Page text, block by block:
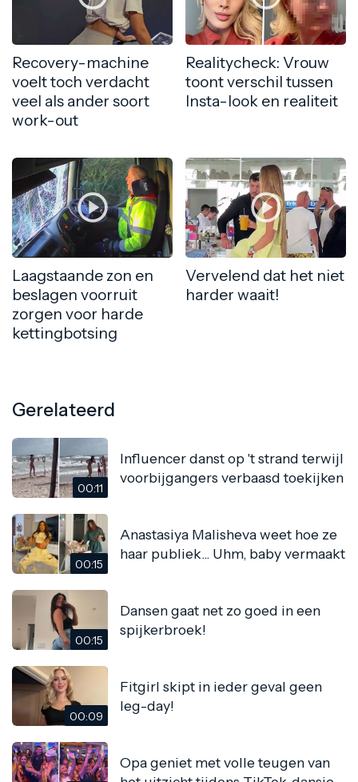
Recovery-machine
voelt toch verdacht
veel als ander soort
work-out
Realitycheck: Vrouw
toont verschil tussen
Insta-look en realiteit
Laagstaande zon en
beslagen voorruit
zorgen voor harde
kettingbotsing
Vervelend dat het niet
harder waait!
Gerelateerd
00:11
Influencer danst op 't strand terwijl
voorbijgangers verbaasd toekijken
00:15
Anastasiya Malisheva weet hoe ze
haar publiek... Uhm, baby vermaakt
00:15
Dansen gaat net zo goed in een
spijkerbroek!
00:09
Fitgirl skipt in ieder geval geen
leg-day!
Opa geniet met volle teugen van